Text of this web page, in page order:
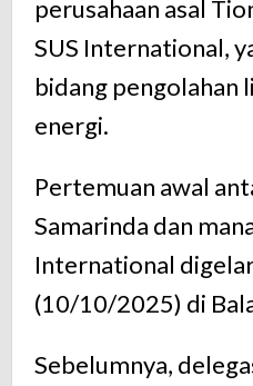
perusahaan asal
SUS International,
bidang pengolahan
energi.
Pertemuan awal
Samarinda dan
International
(10/10/2025) di
Sebelumnya,